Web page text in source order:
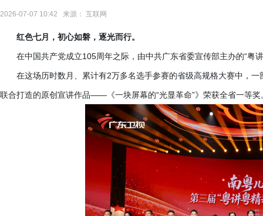
2026-07-07 10:42 来源： 互联网
红色七月，初心如磐，逐光而行。
在中国共产党成立105周年之际，由中共广东省委宣传部主办的“粤
在这场历时数月、累计有2万多名选手参赛的省级高规格大赛中，
联合打造的原创宣讲作品——《一块屏幕的“光显革命”》荣获全省一等奖